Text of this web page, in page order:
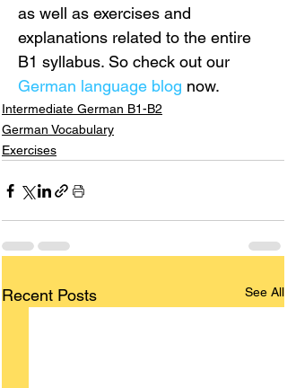
as well as exercises and
explanations related to the entire
B1 syllabus. So check out our
German language blog now.
Intermediate German B1-B2
German Vocabulary
Exercises
Recent Posts See All